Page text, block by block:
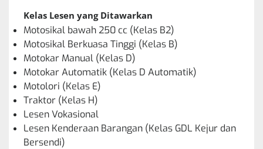
Kelas Lesen yang Ditawarkan
Motosikal bawah 250 cc (Kelas B2)
Motosikal Berkuasa Tinggi (Kelas B)
Motokar Manual (Kelas D)
Motokar Automatik (Kelas D Automatik)
Motolori (Kelas E)
Traktor (Kelas H)
Lesen Vokasional
Lesen Kenderaan Barangan (Kelas GDL Kejur dan
Bersendi)